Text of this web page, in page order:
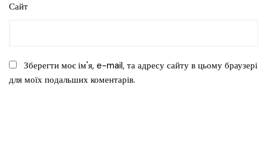
Сайт
Зберегти моє ім'я, e-mail, та адресу сайту в цьому браузері
для моїх подальших коментарів.